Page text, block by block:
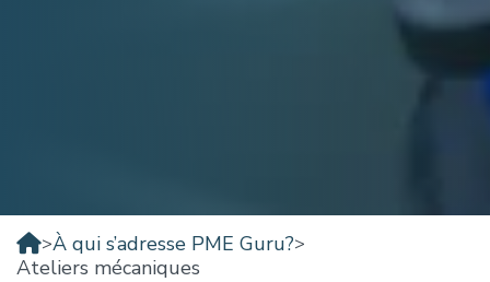
>À qui s’adresse PME Guru?>
Ateliers mécaniques